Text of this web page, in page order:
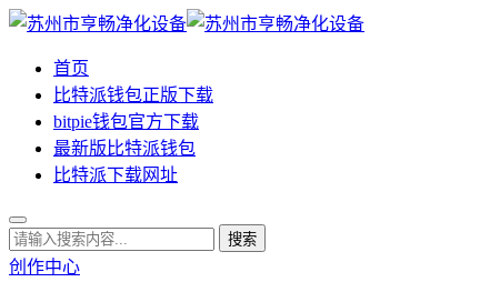
首页
比特派钱包正版下载
bitpie钱包官方下载
最新版比特派钱包
比特派下载网址
创作中心